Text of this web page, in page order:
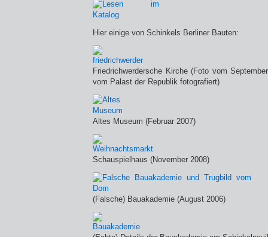
Hier einige von Schinkels Berliner Bauten:
Friedrichwerdersche Kirche (Foto vom
vom Palast der Republik fotografiert)
Altes Museum (Februar 2007)
Schauspielhaus (November 2008)
(Falsche) Bauakademie (August 2006)